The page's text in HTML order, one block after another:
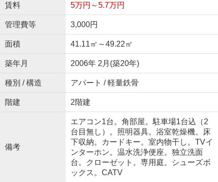
賃料 5万円～5.7万円
管理費等 3,000円
面積 41.11㎡～49.22㎡
築年月 2006年 2月(築20年)
種別 / 構造 アパート / 軽量鉄骨
階建 2階建
備考
エアコン1台。角部屋。駐車場1台込（2
台目無し）。照明器具。浴室乾燥機。床
下収納。カードキー。室内物干し。TVイ
ンターホン。温水洗浄便座。独立洗面
台。クローゼット。専用庭。シューズボ
ックス。CATV